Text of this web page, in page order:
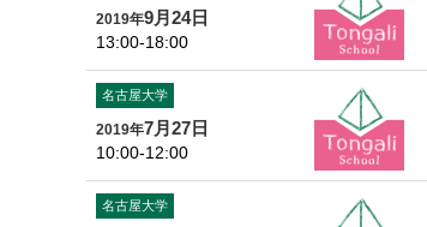
2019年9月24日
13:00-18:00
名古屋大学
2019年7月27日
10:00-12:00
名古屋大学